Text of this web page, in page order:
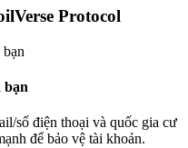
Protocol
bạn
số điện thoại và quốc gia cư
để bảo vệ tài khoản.